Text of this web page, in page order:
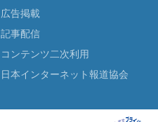
広告掲載
記事配信
コンテンツ二次利用
日本インターネット報道協会